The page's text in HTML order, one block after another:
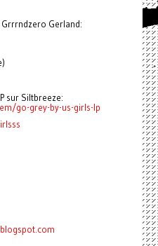
Gerland:
sur Siltbreeze:
go-grey-by-us-girls-lp